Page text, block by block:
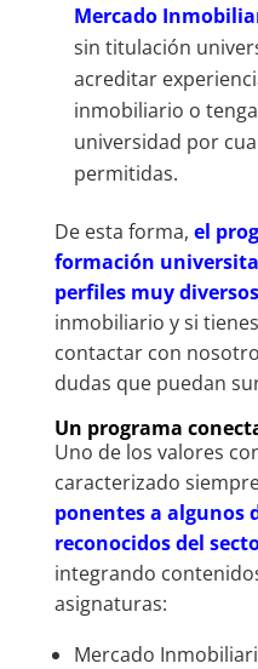
Mercado
sin titulación
acreditar
inmobiliario o
universidad por
permitidas.
De esta forma, el
formación
perfiles muy diversos
inmobiliario y si
contactar con
dudas que puedan
Un programa
Uno de los valores
caracterizado
ponentes a algunos
reconocidos del
integrando
asignaturas:
Mercado